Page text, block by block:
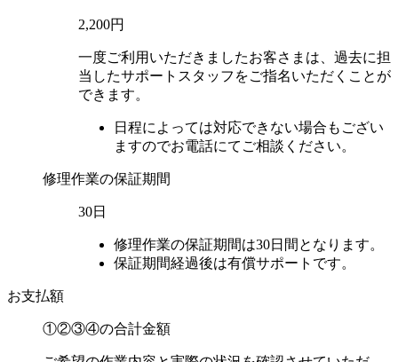
2,200円
一度ご利用いただきましたお客さまは、過去に担
当したサポートスタッフをご指名いただくことが
できます。
日程によっては対応できない場合もござい
ますのでお電話にてご相談ください。
修理作業の保証期間
30日
修理作業の保証期間は30日間となります。
保証期間経過後は有償サポートです。
お支払額
①②③④の合計金額